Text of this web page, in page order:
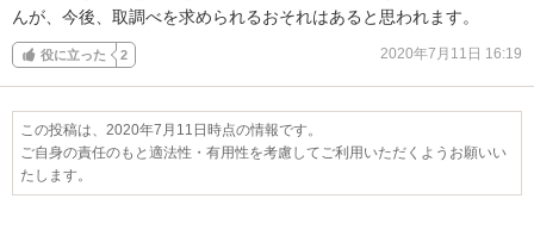
んが、今後、取調べを求められるおそれはあると思われます。
役に立った 2 2020年7月11日 16:19
この投稿は、2020年7月11日時点の情報です。
ご自身の責任のもと適法性・有用性を考慮してご利用いただくようお願いい
たします。